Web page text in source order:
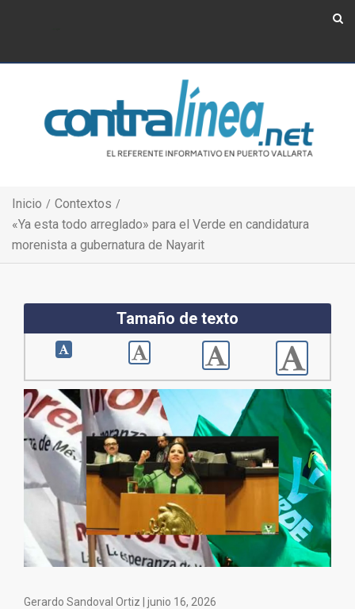
Inicio
Contextos
«Ya esta todo arreglado» para el Verde en candidatura
morenista a gubernatura de Nayarit
Tamaño de texto
Gerardo Sandoval Ortiz | junio 16, 2026